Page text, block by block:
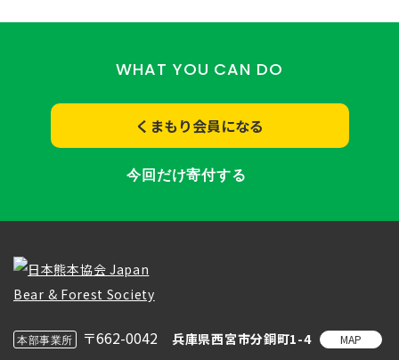
WHAT YOU CAN DO
くまもり会員になる
今回だけ寄付する
本部事業所 〒662-0042 兵庫県西宮市分銅町1-4 MAP